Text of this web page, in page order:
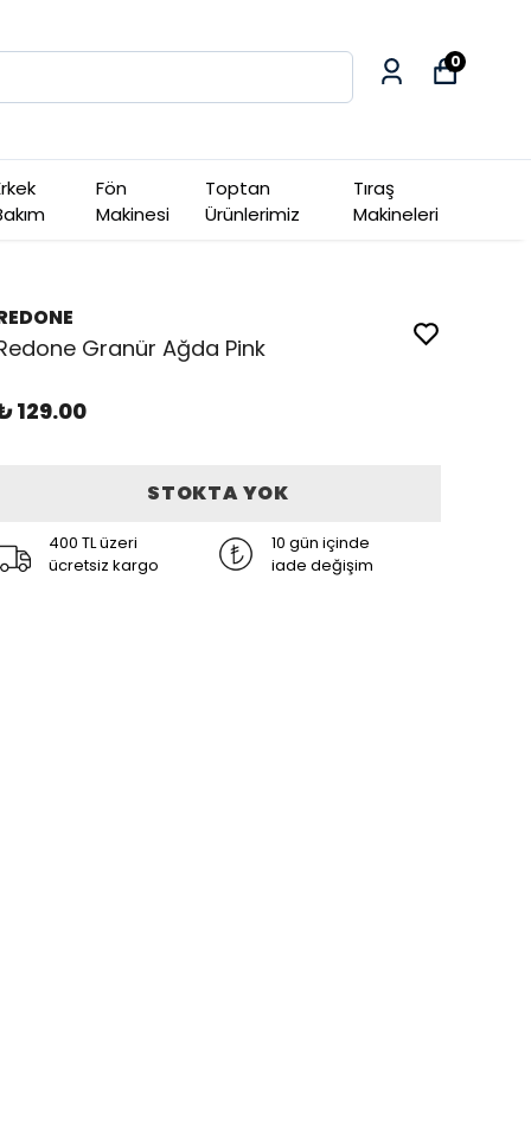
Fön
Makinesi
Toptan
Ürünlerimiz
Tıraş
Makineleri
0
Granür Ağda Pink
129.00
STOKTA YOK
400 TL üzeri
ücretsiz kargo
10 gün içinde
iade değişim